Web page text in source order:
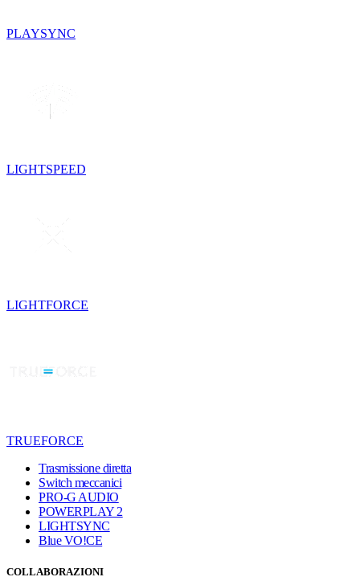
PLAYSYNC
LIGHTSPEED
LIGHTFORCE
TRUEFORCE
Trasmissione diretta
Switch meccanici
PRO-G AUDIO
POWERPLAY 2
LIGHTSYNC
Blue VO!CE
COLLABORAZIONI